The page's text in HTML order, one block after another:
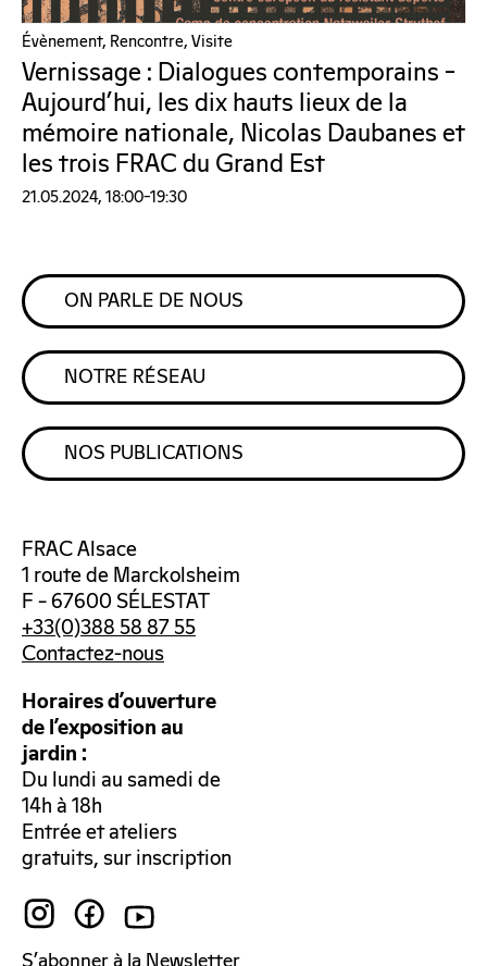
Évènement, Rencontre, Visite
Vernissage : Dialogues contemporains –
Aujourd’hui, les dix hauts lieux de la
mémoire nationale, Nicolas Daubanes et
les trois FRAC du Grand Est
21.05.2024, 18:00–19:30
ON PARLE DE NOUS
NOTRE RÉSEAU
NOS PUBLICATIONS
FRAC Alsace
1 route de Marckolsheim
F – 67600 SÉLESTAT
+33(0)388 58 87 55
Contactez-nous
Horaires d’ouverture
de l’exposition au
jardin :
Du lundi au samedi de
14h à 18h
Entrée et ateliers
gratuits, sur inscription